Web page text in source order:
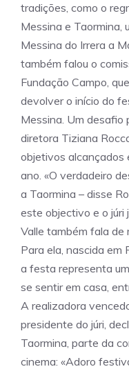
tradições, como o
Messina e Taormina,
Messina do Irrera a
também falou o
Fundação Campo,
devolver o início do
Messina. Um desafio
diretora Tiziana
objetivos alcançados
ano. «O verdadeiro
a Taormina – disse
este objectivo e o júri
Valle também fala de
Para ela, nascida em
a festa representa
se sentir em casa,
A realizadora
presidente do júri,
Taormina, parte da
cinema: «Adoro